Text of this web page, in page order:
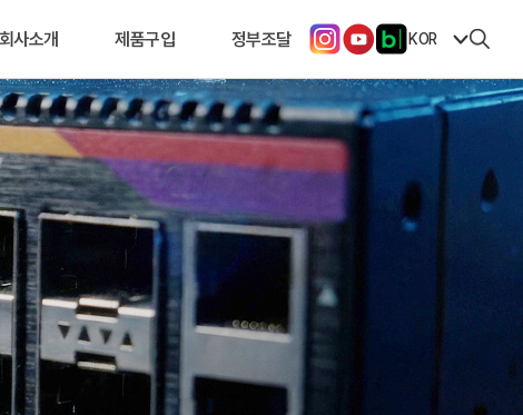
회사소개 제품구입 정부조달 KOR